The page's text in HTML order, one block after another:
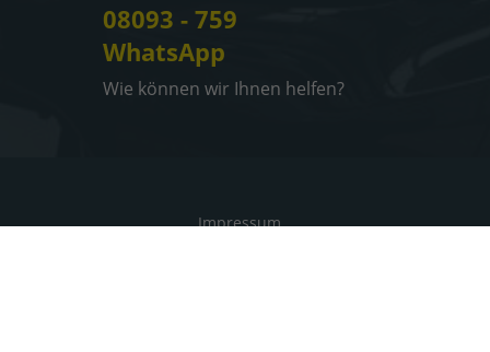
08093 - 759
WhatsApp
Wie können wir Ihnen helfen?
Impressum